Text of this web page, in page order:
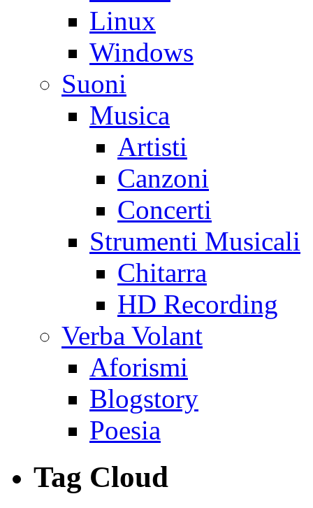
Linux
Windows
Suoni
Musica
Artisti
Canzoni
Concerti
Strumenti Musicali
Chitarra
HD Recording
Verba Volant
Aforismi
Blogstory
Poesia
Tag Cloud